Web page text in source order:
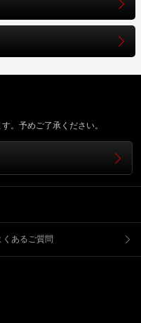
。予めご了承ください。
くあるご質問